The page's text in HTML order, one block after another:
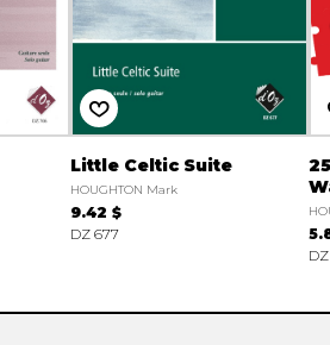
Little Celtic Suite
HOUGHTON Mark
9.42 $
DZ 677